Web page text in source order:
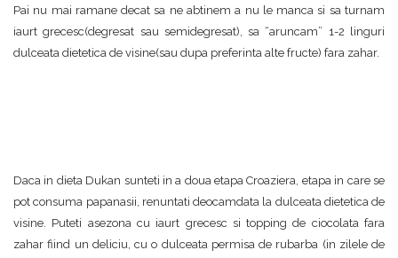
Pai nu mai ramane decat sa ne abtinem a nu le manca si sa turnam
iaurt grecesc(degresat sau semidegresat), sa “aruncam” 1-2 linguri
dulceata dietetica de visine(sau dupa preferinta alte fructe) fara zahar.
Daca in dieta Dukan sunteti in a doua etapa Croaziera, etapa in care se
pot consuma papanasii, renuntati deocamdata la dulceata dietetica de
visine. Puteti asezona cu iaurt grecesc si topping de ciocolata fara
zahar fiind un deliciu, cu o dulceata permisa de rubarba (in zilele de